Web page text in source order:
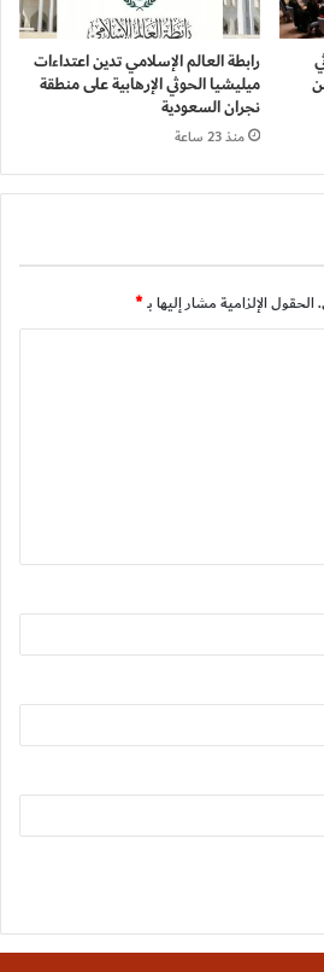
رابطة العالم الإسلامي تدين اعتداءات
ميليشيا الحوثي الإرهابية على منطقة
نجران السعودية
منذ 23 ساعة
الحقول الإلزامية مشار إليها بـ*